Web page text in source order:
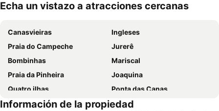
Echa un vistazo a atracciones cercanas
Canasvieiras
Ingleses
Praia do Campeche
Jurerê
Bombinhas
Mariscal
Praia da Pinheira
Joaquina
Quatro ilhas
Ponta das Canas
Costa da Lagoa
Lagoinha do Leste
Información de la propiedad